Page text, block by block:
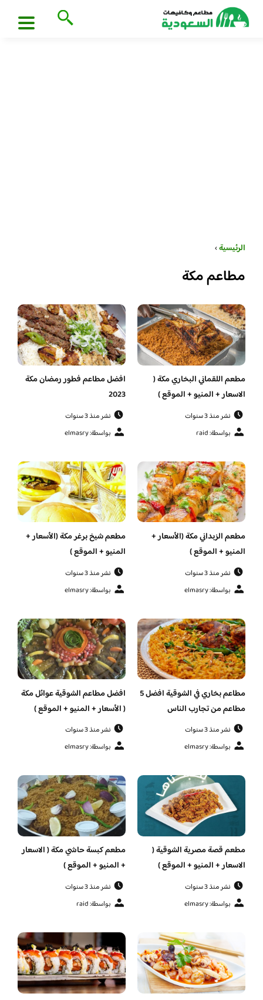
الرئيسية›
مطاعم مكة
مطعم اللقماني البخاري مكة (
الاسعار + المنيو + الموقع )
نشر منذ 3 سنوات
بواسطة: raid
افضل مطاعم فطور رمضان مكة
2023
نشر منذ 3 سنوات
بواسطة: elmasry
مطعم الزبداني مكة (الأسعار +
المنيو + الموقع )
نشر منذ 3 سنوات
بواسطة: elmasry
مطعم شيخ برغر مكة (الأسعار +
المنيو + الموقع )
نشر منذ 3 سنوات
بواسطة: elmasry
مطاعم بخاري في الشوقية افضل 5
مطاعم من تجارب الناس
نشر منذ 3 سنوات
بواسطة: elmasry
افضل مطاعم الشوقية عوائل مكة
( الأسعار + المنيو + الموقع )
نشر منذ 3 سنوات
بواسطة: elmasry
مطعم قصة مصرية الشوقية (
الاسعار + المنيو + الموقع )
نشر منذ 3 سنوات
بواسطة: elmasry
مطعم كبسة حاشي مكة ( الاسعار
+ المنيو + الموقع )
نشر منذ 3 سنوات
بواسطة: raid